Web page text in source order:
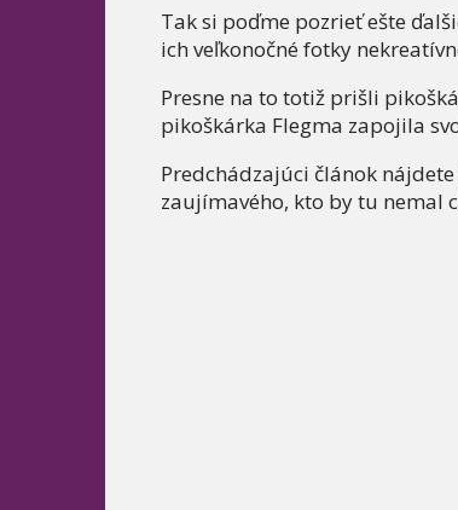
Tak si poďme pozrieť ešte
ich veľkonočné fotky
Presne na to totiž prišli
pikoškárka Flegma zapojila
Predchádzajúci článok
zaujímavého, kto by tu nemal